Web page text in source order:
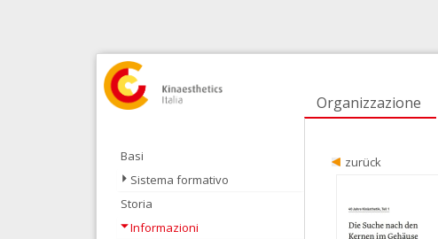
Organizzazione
Basi
Sistema formativo
Storia
Informazioni
zurück